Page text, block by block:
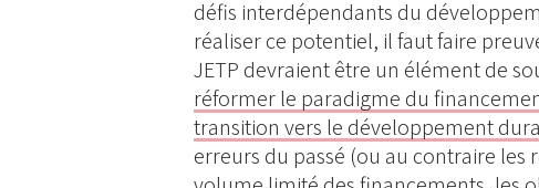
défis interdépendants du
réaliser ce potentiel, il faut faire
JETP devraient être un élément de
réformer le paradigme du
transition vers le développement
erreurs du passé (ou au contraire les